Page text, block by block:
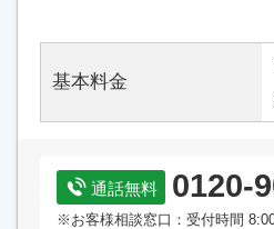
基本料金
通話無料 0120-
※お客様相談窓口：受付時間